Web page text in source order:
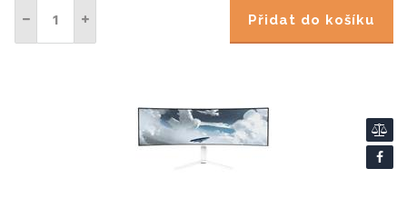
Přidat do košíku